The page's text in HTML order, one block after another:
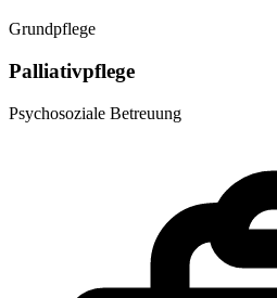
Grundpflege
Palliativpflege
Psychosoziale Betreuung